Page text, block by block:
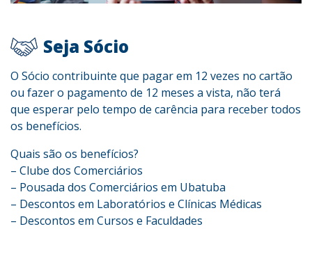
Seja Sócio
O Sócio contribuinte que pagar em 12 vezes no cartão
ou fazer o pagamento de 12 meses a vista, não terá
que esperar pelo tempo de carência para receber todos
os benefícios.
Quais são os benefícios?
– Clube dos Comerciários
– Pousada dos Comerciários em Ubatuba
– Descontos em Laboratórios e Clínicas Médicas
– Descontos em Cursos e Faculdades